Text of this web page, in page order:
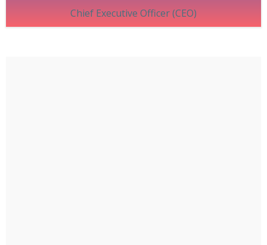
Chief Executive Officer (CEO)